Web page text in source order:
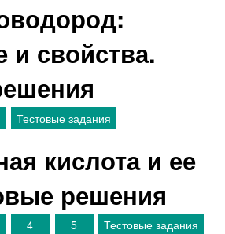
и свойства.
Тестовые задания
кислота и ее
решения
4 5 Тестовые задания